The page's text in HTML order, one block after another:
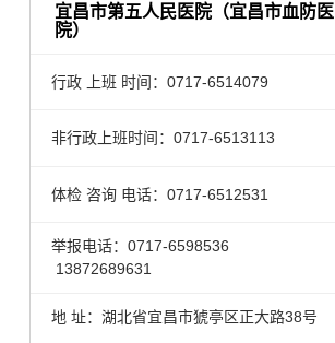
宜昌市第五人民医院（宜昌市血防医
院）
行政 上班 时间：0717-6514079
非行政上班时间：0717-6513113
体检 咨询 电话：0717-6512531
举报电话：0717-6598536
13872689631
地 址：湖北省宜昌市猇亭区正大路38号